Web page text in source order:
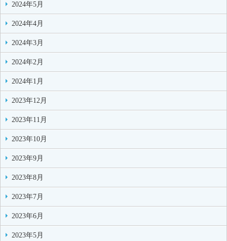
2024年5月
2024年4月
2024年3月
2024年2月
2024年1月
2023年12月
2023年11月
2023年10月
2023年9月
2023年8月
2023年7月
2023年6月
2023年5月